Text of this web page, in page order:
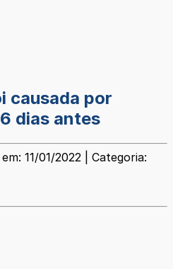
causada por
dias antes
11/01/2022 | Categoria: